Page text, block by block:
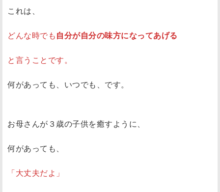
これは、
どんな時でも自分が自分の味方になってあげる
と言うことです。
何があっても、いつでも、です。
お母さんが３歳の子供を癒すように、
何があっても、
「大丈夫だよ」